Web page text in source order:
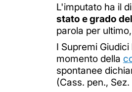
L'imputato ha il
stato e grado
parola per
I Supremi
momento della
spontanee
(Cass. pen.,